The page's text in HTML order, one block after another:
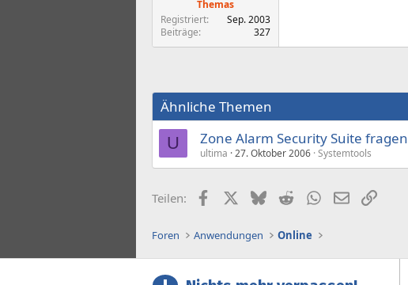
Themas
Registriert
Sep. 2003
Beiträge
327
Ähnliche Themen
U Zone Alarm Security Suite fragen
ultima 27. Oktober 2006 Systemtools
Teilen: FacebookX (Twitter)
BlueskyRedditWhatsApp
E-MailLink
Foren Anwendungen Online